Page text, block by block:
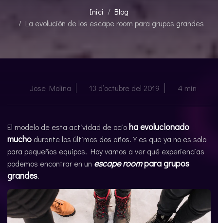
LABORATORI JURÀSSIC
ENGLISH
Inici
Blog
La evolución de los escape room para grupos grandes
Jose Molina 13 d’octubre del 2019 4 min
El modelo de esta actividad de ocioha evolucionado
mucho durante los últimos dos años. Y es que ya no es solo
para pequeños equipos. Hoy vamos a ver qué experiencias
podemos encontrar en un escape roompara grupos
grandes.